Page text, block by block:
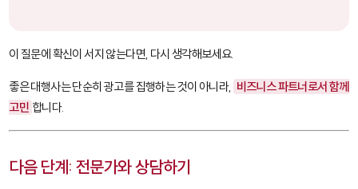
이 질문에 확신이 서지 않는다면, 다시 생각해보세요.
좋은 대행사는 단순히 광고를 집행하는 것이 아니라, 비즈니스 파트너로서 함께
고민 합니다.
다음 단계: 전문가와 상담하기